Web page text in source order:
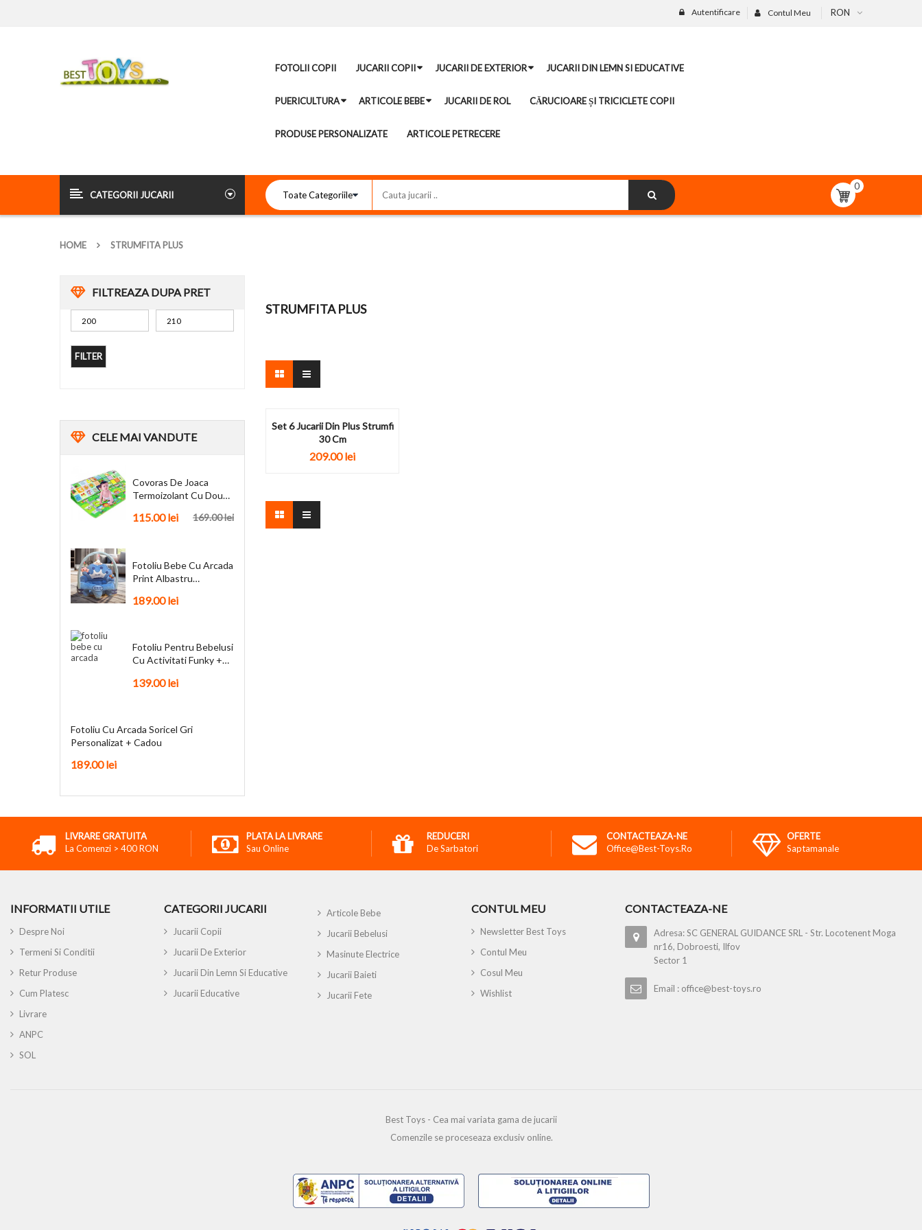
RON
Contul Meu
Autentificare
FOTOLII COPII JUCARII COPII JUCARII DE EXTERIOR JUCARII DIN LEMN SI EDUCATIVE
PUERICULTURA ARTICOLE BEBE JUCARII DE ROL CĂRUCIOARE ȘI TRICICLETE COPII
PRODUSE PERSONALIZATE ARTICOLE PETRECERE
CATEGORII JUCARII
0
HOME STRUMFITA PLUS
FILTREAZA DUPA PRET
FILTER
CELEMAI VANDUTE
Covoras De Joaca
Termoizolant Cu Doua
169.00lei
115.00lei
Fotoliu Bebe Cu Arcada
Print Albastru
189.00lei
Fotoliu Pentru Bebelusi
Cu Activitati Funky +
139.00lei
Fotoliu Cu Arcada Soricel Gri
Personalizat + Cadou
189.00lei
STRUMFITA PLUS
Set 6 Jucarii Din Plus Strumfi
30 Cm
209.00lei
LIVRARE GRATUITA
La Comenzi > 400 RON
PLATA LA LIVRARE
Sau Online
REDUCERI
De Sarbatori
CONTACTEAZA-NE
Office@best-Toys.ro
OFERTE
Saptamanale
INFORMATII UTILE
Despre Noi
Termeni Si Conditii
Retur Produse
Cum Platesc
Livrare
ANPC
SOL
CATEGORII JUCARII
Jucarii Copii
Jucarii De Exterior
Jucarii Din Lemn Si Educative
Jucarii Educative
Articole Bebe
Jucarii Bebelusi
Masinute Electrice
Jucarii Baieti
Jucarii Fete
CONTUL MEU
Newsletter Best Toys
Contul Meu
Cosul Meu
Wishlist
CONTACTEAZA-NE
Adresa: SC GENERAL GUIDANCE SRL - Str. Locotenent Moga
nr16, Dobroesti, Ilfov
Sector 1
Email : office@best-toys.ro
Best Toys - Cea mai variata gama de jucarii
Comenzile se proceseaza exclusiv online.